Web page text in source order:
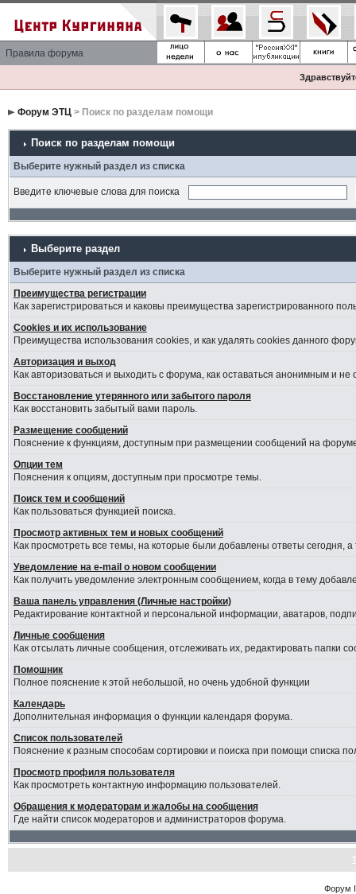
Правила форума
Форум ЭТЦ> Поиск по разделам помощи
Поиск по разделам помощи
Выберите нужный раздел из списка
Введите ключевые слова для поиска
Выберите раздел
Выберите нужный раздел из списка
Преимущества регистрации
Как зарегистрироваться и каковы преимущества зарегистрированного
Cookies и их использование
Преимущества использования cookies, и как удалять cookies данного
Авторизация и выход
Как авторизоваться и выходить с форума, как оставаться анонимным и
Восстановление утерянного или забытого пароля
Как восстановить забытый вами пароль.
Размещение сообщений
Пояснение к функциям, доступным при размещении сообщений на
Опции тем
Пояснения к опциям, доступным при просмотре темы.
Поиск тем и сообщений
Как пользоваться функцией поиска.
Просмотр активных тем и новых сообщений
Как просмотреть все темы, на которые были добавлены ответы сегодня,
Уведомление на е-mail о новом сообщении
Как получить уведомление электронным сообщением, когда в тему
Ваша панель управления (Личные настройки)
Редактирование контактной и персональной информации, аватаров,
Личные сообщения
Как отсылать личные сообщения, отслеживать их, редактировать папки
Помошник
Полное пояснение к этой небольшой, но очень удобной функции
Календарь
Дополнительная информация о функции календаря форума.
Список пользователей
Пояснение к разным способам сортировки и поиска при помощи списка
Просмотр профиля пользователя
Как просмотреть контактную информацию пользователей.
Обращения к модераторам и жалобы на сообщения
Где найти список модераторов и администраторов форума.
Форум